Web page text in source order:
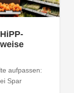
aufpassen:
Spar